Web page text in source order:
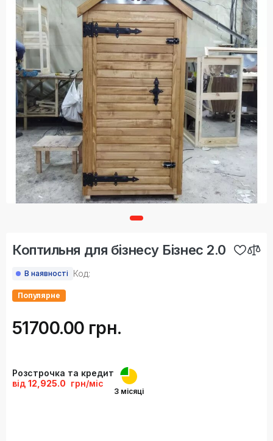
Коптильня для бізнесу Бізнес 2.0
В наявності Код:
Популярне
51700.00 грн.
Розстрочка та кредит
від 12,925.0 грн/міс
3 місяці